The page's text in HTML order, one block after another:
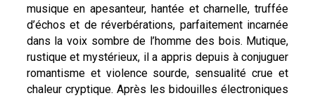
musique en apesanteur, hantée et charnelle, truffée
d’échos et de réverbérations, parfaitement incarnée
dans la voix sombre de l’homme des bois. Mutique,
rustique et mystérieux, il a appris depuis à conjuguer
romantisme et violence sourde, sensualité crue et
chaleur cryptique. Après les bidouilles électroniques